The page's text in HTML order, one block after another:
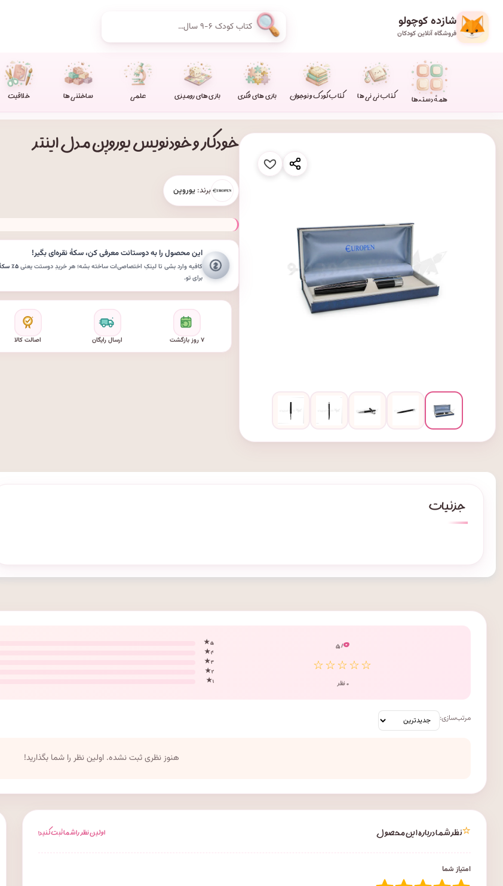
شازده کوچولو
فروشگاه آنلاین کودکان
همهٔ دسته‌ها کتاب نی نی ها کتاب کودک و نوجوان بازی های فکری بازی های رومیزی علمی ساختنی ها خلاقیت
خودکار و خودنویس یوروپن مدل اینتر
برند: یوروپن
این محصول را به دوستانت معرفی کن،سکهٔ نقره‌ایبگیر!
کافیه وارد بشی تا لینکِ اختصاصی‌ات ساخته بشه؛ هر خریدِ دوستت یعنی۵٪ سکهٔ نقره‌ای
برای تو.
۷ روز بازگشت ارسال رایگان اصالت کالا
۰/ ۵
☆☆☆☆☆
۰ نظر
۵ ★
۴ ★
۳ ★
۲ ★
۱ ★
مرتب‌سازی:
هنوز نظری ثبت نشده. اولین نظر را شما بگذارید!
⭐نظر شما درباره این محصول اولین نظر را شما ثبت کنید!
امتیاز شما